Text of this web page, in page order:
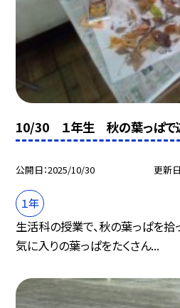
10/30 １年生 秋の葉っぱで
公開日 2025/10/30 更新日
１年
生活科の授業で、秋の葉っぱを拾
気に入りの葉っぱをたくさん...